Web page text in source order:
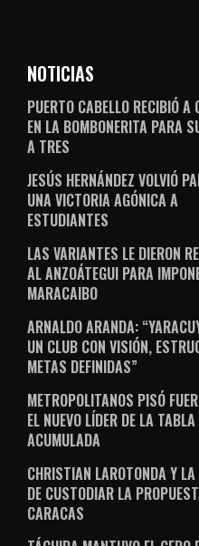
NOTICIAS
PUERTO CABELLO RECIBIÓ A
EN LA BOMBONERITA PARA
A TRES
JESÚS HERNÁNDEZ VOLVIÓ
UNA VICTORIA AGÓNICA A
ESTUDIANTES
LAS VARIANTES LE DIERON
AL ANZOÁTEGUI PARA
MARACAIBO
ARNALDO ARANDA:
UN CLUB CON VISIÓN,
METAS DEFINIDAS”
METROPOLITANOS PISÓ
EL NUEVO LÍDER DE LA TABLA
ACUMULADA
CHRISTIAN LAROTONDA Y
DE CUSTODIAR LA
CARACAS